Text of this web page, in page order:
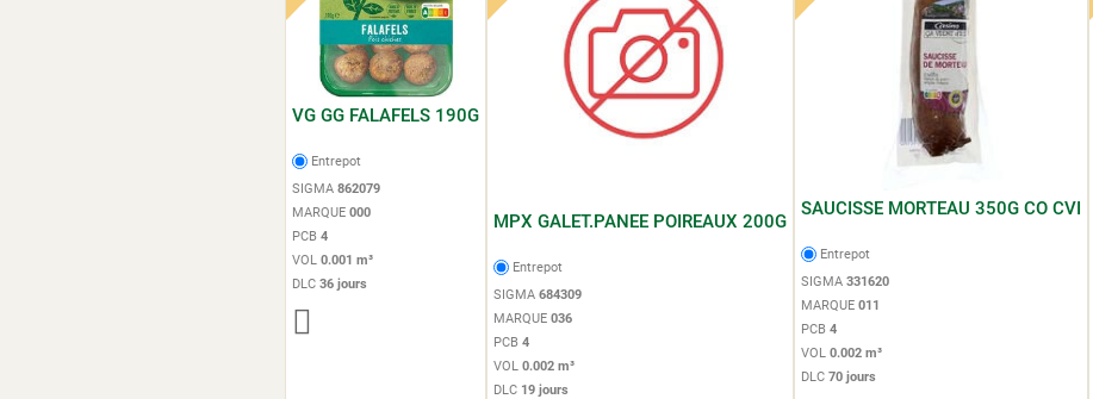
VG GG FALAFELS 190G
Entrepot
SIGMA 862079
MARQUE 000
PCB 4
VOL 0.001 m³
DLC 36 jours
MPX GALET.PANEE POIREAUX 200G
Entrepot
SIGMA 684309
MARQUE 036
PCB 4
VOL 0.002 m³
DLC 19 jours
SAUCISSE MORTEAU 350G CO CVI
Entrepot
SIGMA 331620
MARQUE 011
PCB 4
VOL 0.002 m³
DLC 70 jours